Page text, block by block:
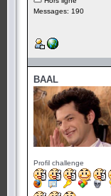
Messages: 190
BAAL
Profil challenge